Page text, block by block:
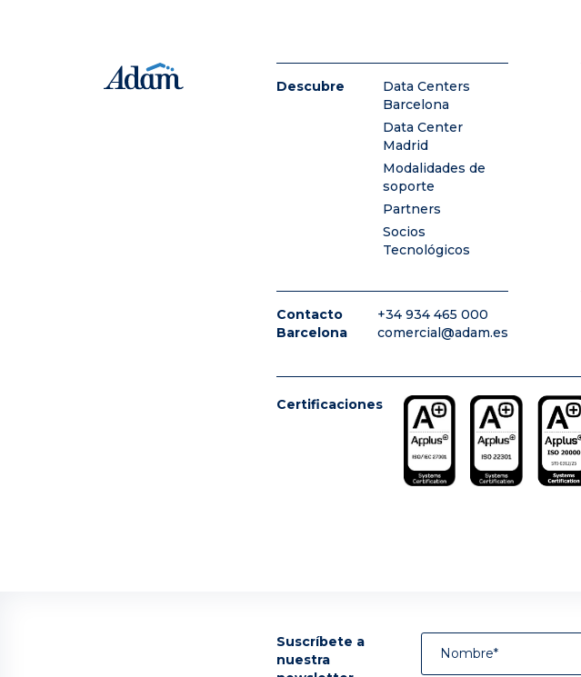
Descubre
Data Centers
Barcelona
Data Center
Madrid
Modalidades de
soporte
Partners
Socios
Tecnológicos
Contacto
Barcelona
+34 934 465 000
comercial@adam.es
Certificaciones
Suscríbete a
nuestra